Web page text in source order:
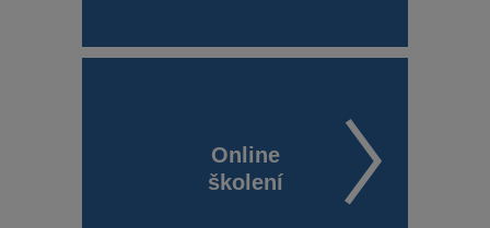
Online
školení